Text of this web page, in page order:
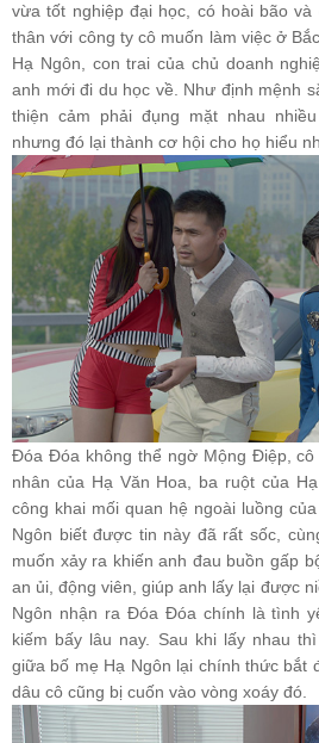
vừa tốt nghiệp đại học, có hoài bão và
thân với công ty cô muốn làm việc ở
Hạ Ngôn, con trai của chủ doanh
anh mới đi du học về. Như định mệnh
thiện cảm phải đụng mặt nhau
nhưng đó lại thành cơ hội cho họ hiểu
Đóa Đóa không thể ngờ Mộng Điệp,
nhân của Hạ Văn Hoa, ba ruột của
công khai mối quan hệ ngoài luồng
Ngôn biết được tin này đã rất sốc,
muốn xảy ra khiến anh đau buồn gấp
an ủi, động viên, giúp anh lấy lại được
Ngôn nhận ra Đóa Đóa chính là tình
kiếm bấy lâu nay. Sau khi lấy nhau
giữa bố mẹ Hạ Ngôn lại chính thức bắt
dâu cô cũng bị cuốn vào vòng xoáy đó.